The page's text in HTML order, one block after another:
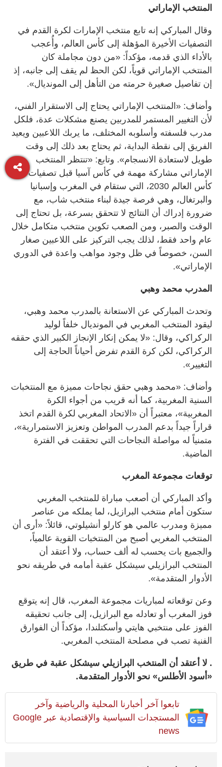
المنتخب الإماراتي
وقال المباركي إنه تابع منتخب الإمارات لكرة القدم في
التصفيات الأخيرة المؤهلة إلى كأس العالم، وأُعجب
بالأداء الذي قدمه، مؤكداً: «من دون مجاملة كان
المنتخب الإماراتي قوياً، لكن الحظ لم يقف إلى جانبه، إذ
إن تفاصيل صغيرة حرمته من التأهل إلى المونديال».
وأضاف: «المنتخب الإماراتي يحتاج إلى الاستقرار الفني،
لأن التغيير المستمر للمدربين يصنع مشكلات عدة، فلكل
مدرب فلسفته وأسلوبه المختلف، ما يربك اللاعبين ويعيد
الفريق إلى نقطة البداية، ثم يحتاج بعد ذلك إلى وقت
طويل لاستعادة الانسجام». وتابع: «تنتظر المنتخب
الإماراتي مشاركة مهمة في كأس آسيا قبل تصفيات
كأس العالم 2030، التي ستقام في المغرب وإسبانيا
والبرتغال، وهي فرصة جيدة لبناء منتخب شاب، مع
ضرورة إدراك أن النتائج لا تتحقق بسرعة، بل تحتاج إلى
الوقت والصبر، ومن الصعب تكوين منتخب متكامل خلال
عام واحد فقط، لذلك يجب التركيز على اللاعبين صغار
السن، خصوصاً في ظل وجود مواهب واعدة في الدوري
الإماراتي».
المدرب محمد وهبي
وتحدث المباركي عن الاستعانة بالمدرب محمد وهبي،
ليقود المنتخب المغربي في المونديال خلفاً لوليد
الركراكي، وقال: «لا يمكن إنكار الإنجاز الكبير الذي حققه
الركراكي، لكن كرة القدم تفرض أحياناً الحاجة إلى
التغيير».
وأضاف: «محمد وهبي حقق نجاحات مميزة مع المنتخبات
السنية المغربية، كما أنه قريب من أجواء الكرة
المغربية»، معتبراً أن «الاتحاد المغربي لكرة القدم اتخذ
قراراً جيداً بدعم المدرب المواطن وتعزيز الاستمرارية»،
متمنياً له مواصلة النجاحات التي تحققت في الفترة
الماضية.
توقعات مجموعة المغرب
وأكد المباركي أن أصعب مباراة للمنتخب المغربي
ستكون أمام منتخب البرازيل، لما يملكه من عناصر
مميزة ومدرب عالمي هو كارلو أنشيلوتي، قائلاً: «أرى أن
المنتخب المغربي أصبح من المنتخبات القوية عالمياً،
والجميع بات يحسب له ألف حساب، ولا أعتقد أن
المنتخب البرازيلي سيشكل عقبة أمامه في طريقه نحو
الأدوار المتقدمة».
وعن توقعاته لمباريات مجموعة المغرب، قال إنه يتوقع
فوز المغرب أو تعادله مع البرازيل، إلى جانب تحقيقه
الفوز على منتخبي هايتي وأسكتلندا، مؤكداً أن الفوارق
الفنية تصب في مصلحة المنتخب المغربي.
. لا أعتقد أن المنتخب البرازيلي سيشكل عقبة في طريق
«أسود الأطلس» نحو الأدوار المتقدمة.
تابعوا آخر أخبارنا المحلية والرياضية وآخر
المستجدات السياسية والإقتصادية عبر Google
news